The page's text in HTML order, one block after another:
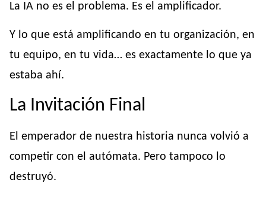
La IA no es el problema. Es el amplificador.
Y lo que está amplificando en tu organización, en
tu equipo, en tu vida… es exactamente lo que ya
estaba ahí.
La Invitación Final
El emperador de nuestra historia nunca volvió a
competir con el autómata. Pero tampoco lo
destruyó.